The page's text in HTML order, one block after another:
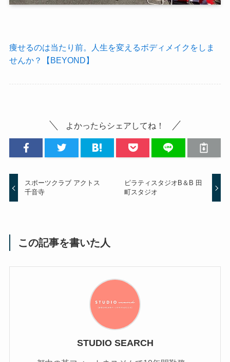
痩せるのは当たり前。人生を変えるボディメイクをしま
せんか？【BEYOND】
よかったらシェアしてね！
スポーツクラブ アクトス
千音寺
ピラティスタジオB＆B 田
町スタジオ
この記事を書いた人
STUDIO SEARCH